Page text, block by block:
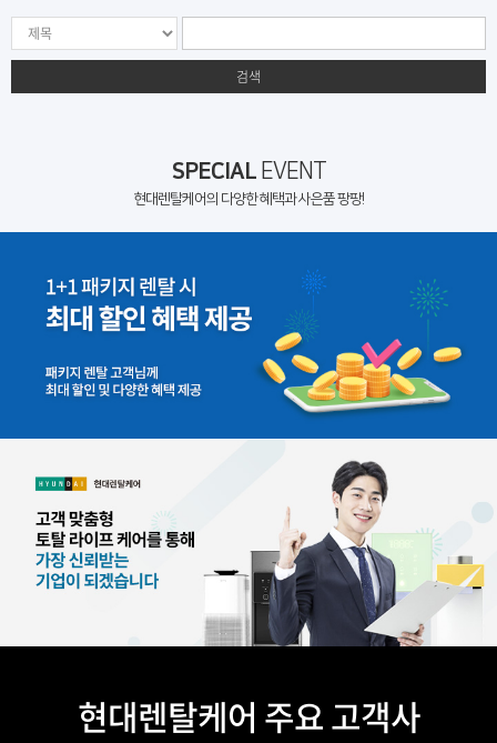
검색
SPECIALEVENT
현대렌탈케어의 다양한 혜택과 사은품 팡팡!
현대렌탈케어 주요 고객사